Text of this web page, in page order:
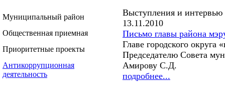
Муниципальный район
Общественная приемная
Приоритетные проекты
Антикоррупционная
деятельность
Выступления и интервью
13.11.2010
Письмо главы района
Главе городского округа
Председателю Совета
Амирову С.Д.
подробнее...